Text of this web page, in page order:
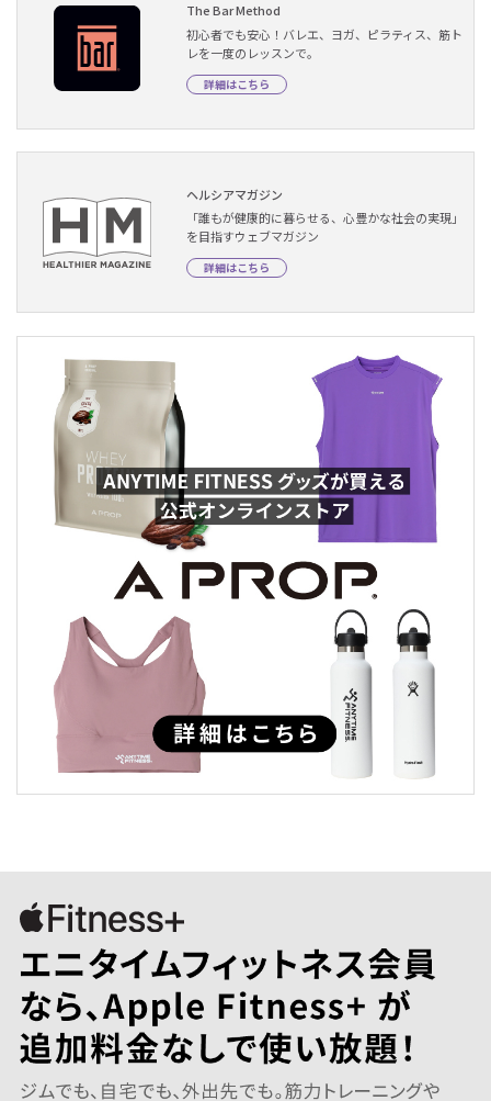
The Bar Method
初心者でも安心！バレエ、ヨガ、ピラティス、筋ト
レを一度のレッスンで。
詳細はこちら
ヘルシアマガジン
「誰もが健康的に暮らせる、心豊かな社会の実現」
を目指すウェブマガジン
詳細はこちら